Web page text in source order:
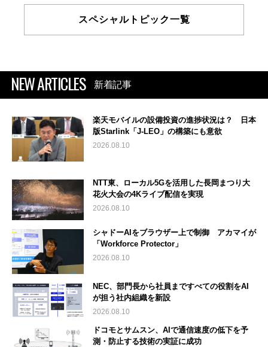
スペシャルトピック一覧
NEW ARTICLES 新着記事
楽天モバイルの設備投資の進捗状況は？ 日本
版Starlink「J-LEO」の構築にも意欲
2026.08.10
NTT東、ローカル5Gを活用した長岡まつり大
花火大会の4Kライブ配信を実現
2026.08.10
シャドーAIをブラウザー上で制御 アカマイが
「Workforce Protector」
2026.08.10
NEC、部門長から社員まですべての役割をAI
が担う社内組織を新設
2026.08.10
ドコモとサムスン、AIで通信速度の低下を予
測・防止する技術の実証に成功